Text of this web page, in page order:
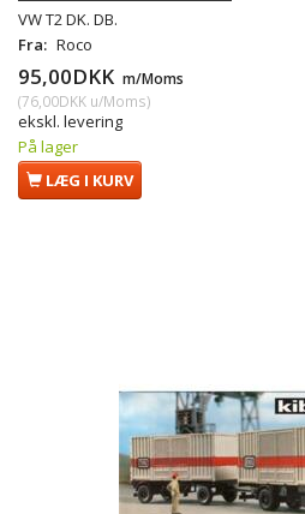
VW T2 DK. DB.
Fra: Roco
95,00DKK m/Moms
(76,00DKK u/Moms)
ekskl. levering
På lager
LÆG I KURV